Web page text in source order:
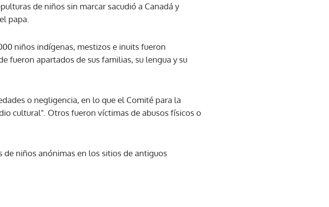
de niños sin marcar sacudió a Canadá y
papa.
niños indígenas, mestizos e inuits fueron
fueron apartados de sus familias, su lengua y su
o negligencia, en lo que el Comité para la
cultural". Otros fueron víctimas de abusos físicos o
de niños anónimas en los sitios de antiguos